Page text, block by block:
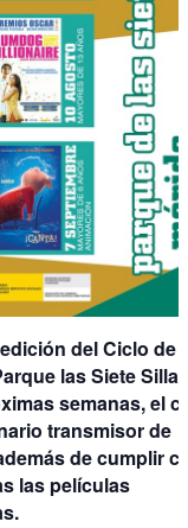
del Ciclo de
las Siete Sillas
semanas, el
transmisor de
de cumplir
las películas